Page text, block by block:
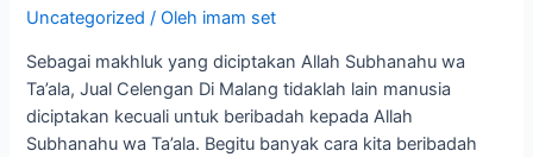
Uncategorized / Oleh imam set
Sebagai makhluk yang diciptakan Allah Subhanahu wa
Ta’ala, Jual Celengan Di Malang tidaklah lain manusia
diciptakan kecuali untuk beribadah kepada Allah
Subhanahu wa Ta’ala. Begitu banyak cara kita beribadah
0822
1119